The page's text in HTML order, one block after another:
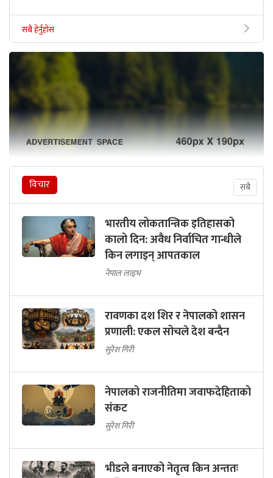
सबै हेर्नुहोस
विचार सबै
भारतीय लोकतान्त्रिक इतिहासको
कालो दिन: अवैध निर्वाचित गान्धीले
किन लगाइन् आपतकाल
नेपाल लाइभ
रावणका दश शिर र नेपालको शासन
प्रणाली: एकल सोचले देश बन्दैन
सुरेश गिरी
नेपालको राजनीतिमा जवाफदेहिताको
संकट
सुरेश गिरी
भीडले बनाएको नेतृत्व किन अन्ततः